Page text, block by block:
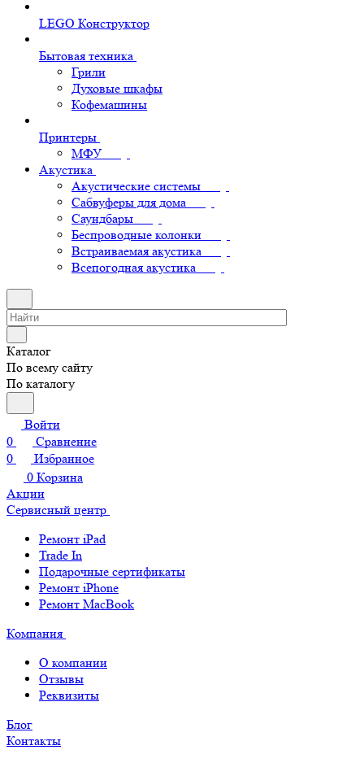
LEGO Конструктор
Бытовая техника
Грили
Духовые шкафы
Кофемашины
Принтеры
МФУ
Акустика
Акустические системы
Сабвуферы для дома
Саундбары
Беспроводные колонки
Встраиваемая акустика
Всепогодная акустика
Каталог
По всему сайту
По каталогу
Войти
0
Сравнение
0
Избранное
0 Корзина
Акции
Сервисный центр
Ремонт iPad
Trade In
Подарочные сертификаты
Ремонт iPhone
Ремонт MacBook
Компания
О компании
Отзывы
Реквизиты
Блог
Контакты